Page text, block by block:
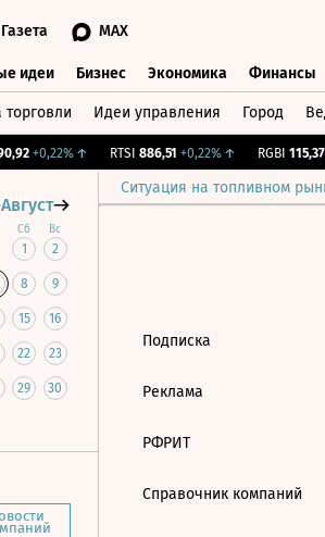
Газета MAX
идеи Бизнес Экономика Финансы
Идеи управления Город
+0,22%↑ RTSI 886,51 +0,22%↑ RGBI 115,37
Ситуация на топливном
Август
Сб Вс
1 2
8 9
15 16
22 23
29 30
Подписка
Реклама
РФРИТ
Справочник компаний